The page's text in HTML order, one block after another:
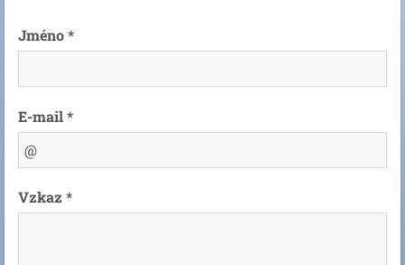
Jméno *
E-mail *
Vzkaz *